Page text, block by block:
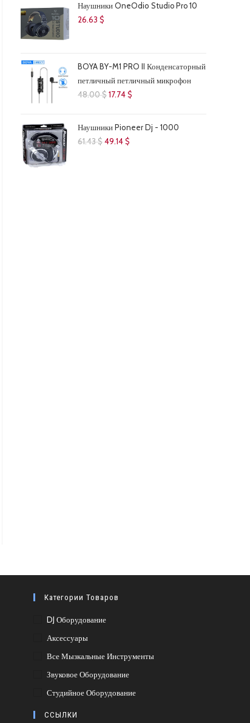
Наушники OneOdio Studio Pro 10
26.63 $
BOYA BY-M1 PRO II Конденсаторный
петличный петличный микрофон
48.00$Первоначальная
составляла
48.00 $.
17.74$
17.74 $.
Наушники Pioneer Dj - 1000
61.43$Первоначальная
49.14$
Категории Товаров
DJ Оборудование
Аксессуары
Все Мызкальные Инструменты
Звуковое Оборудование
Студийное Оборудование
ССЫЛКИ